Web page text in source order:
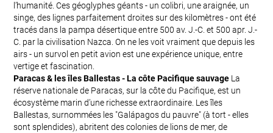
l’humanité. Ces géoglyphes géants - un colibri, une araignée, un
singe, des lignes parfaitement droites sur des kilomètres - ont été
tracés dans la pampa désertique entre 500 av. J.-C. et 500 apr. J.-
C. par la civilisation Nazca. On ne les voit vraiment que depuis les
airs - un survol en petit avion est une expérience unique, entre
vertige et fascination.
Paracas & les îles Ballestas - La côte Pacifique sauvage La
réserve nationale de Paracas, sur la côte du Pacifique, est un
écosystème marin d’une richesse extraordinaire. Les îles
Ballestas, surnommées les "Galápagos du pauvre" (à tort - elles
sont splendides), abritent des colonies de lions de mer, de